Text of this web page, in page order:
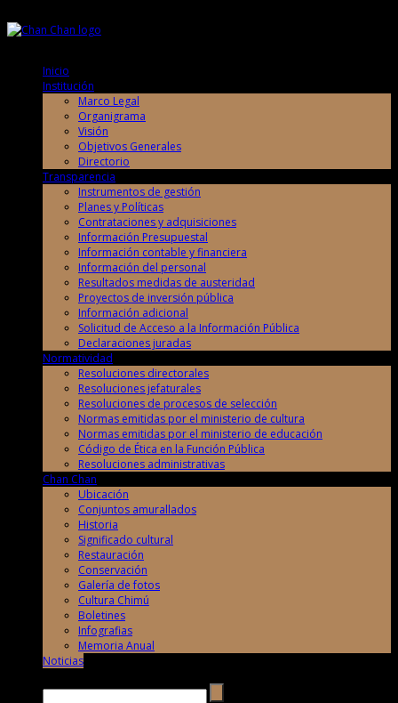
Inicio
Institución
Marco Legal
Organigrama
Visión
Objetivos Generales
Directorio
Transparencia
Instrumentos de gestión
Planes y Políticas
Contrataciones y adquisiciones
Información Presupuestal
Información contable y financiera
Información del personal
Resultados medidas de austeridad
Proyectos de inversión pública
Información adicional
Solicitud de Acceso a la Información Pública
Declaraciones juradas
Normatividad
Resoluciones directorales
Resoluciones jefaturales
Resoluciones de procesos de selección
Normas emitidas por el ministerio de cultura
Normas emitidas por el ministerio de educación
Código de Ética en la Función Pública
Resoluciones administrativas
Chan Chan
Ubicación
Conjuntos amurallados
Historia
Significado cultural
Restauración
Conservación
Galería de fotos
Cultura Chimú
Boletines
Infografias
Memoria Anual
Noticias